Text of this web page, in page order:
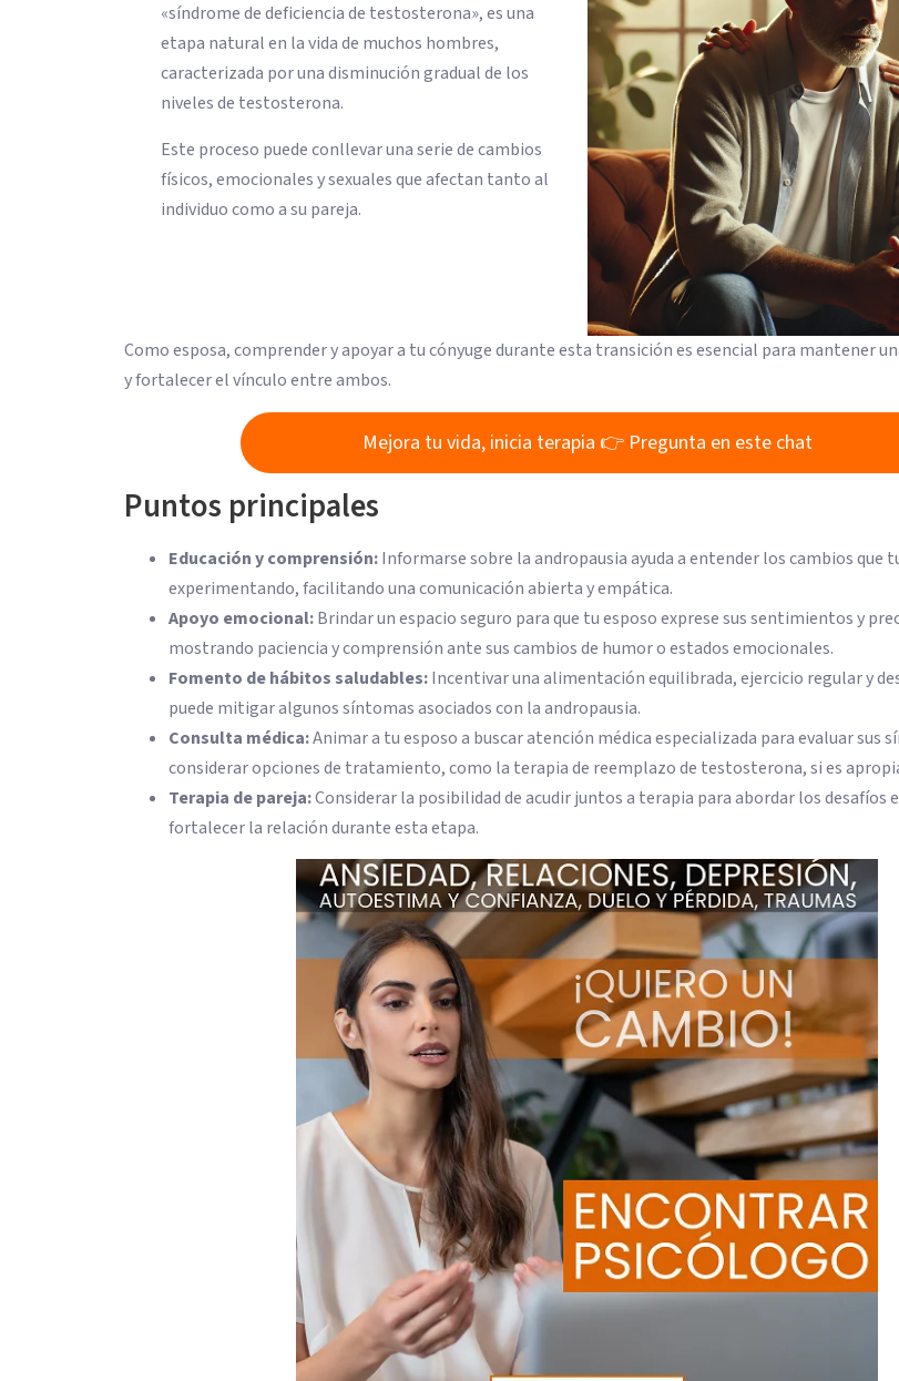
«síndrome de deficiencia de testosterona», es una
etapa natural en la vida de muchos hombres,
caracterizada por una disminución gradual de los
niveles de testosterona.
Este proceso puede conllevar una serie de cambios
físicos, emocionales y sexuales que afectan tanto al
individuo como a su pareja.
Como esposa, comprender y apoyar a tu cónyuge durante esta transición es esencial para mantener
y fortalecer el vínculo entre ambos.
Mejora tu vida, inicia terapia 👉 Pregunta en este chat
Puntos principales
Educación y comprensión:Informarse sobre la andropausia ayuda a entender los cambios que
experimentando, facilitando una comunicación abierta y empática.
Apoyo emocional:Brindar un espacio seguro para que tu esposo exprese sus sentimientos y
mostrando paciencia y comprensión ante sus cambios de humor o estados emocionales.
Fomento de hábitos saludables:Incentivar una alimentación equilibrada, ejercicio regular y
puede mitigar algunos síntomas asociados con la andropausia.
Consulta médica:Animar a tu esposo a buscar atención médica especializada para evaluar sus
considerar opciones de tratamiento, como la terapia de reemplazo de testosterona, si es
Terapia de pareja:Considerar la posibilidad de acudir juntos a terapia para abordar los desafíos
fortalecer la relación durante esta etapa.